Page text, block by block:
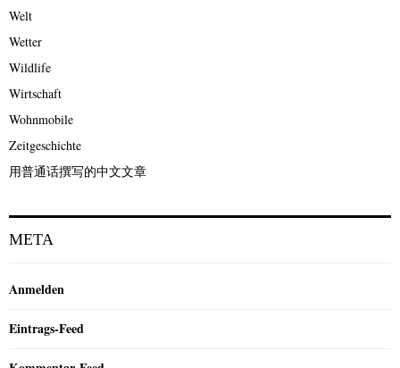
Welt
Wetter
Wildlife
Wirtschaft
Wohnmobile
Zeitgeschichte
用普通话撰写的中文文章
META
Anmelden
Eintrags-Feed